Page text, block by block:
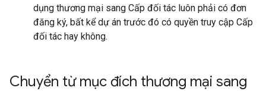
dụng thương mại sang Cấp đối tác luôn phải có đơn
đăng ký, bất kể dự án trước đó có quyền truy cập Cấp
đối tác hay không.
Chuyển từ mục đích thương mại sang